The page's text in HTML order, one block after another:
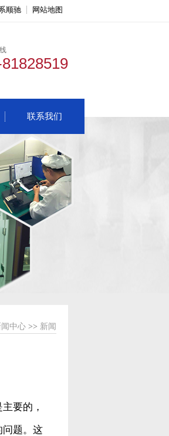
顺驰 网站地图
联系我们
中心 >> 新闻
要的，
问题。这